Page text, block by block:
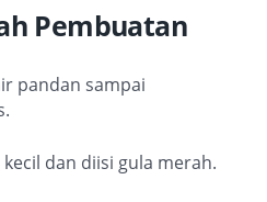
Pembuatan
pandan sampai
dan diisi gula merah.